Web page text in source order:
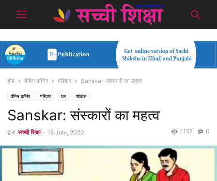
होम वीमेन कॉर्नर परिवार Sanskar: संस्कारों का महत्व
वीमेन कॉर्नर परिवार घर शोकेस
Sanskar: संस्कारों का महत्व
द्वारा सच्ची शिक्षा - 18 July, 2020 0
1157